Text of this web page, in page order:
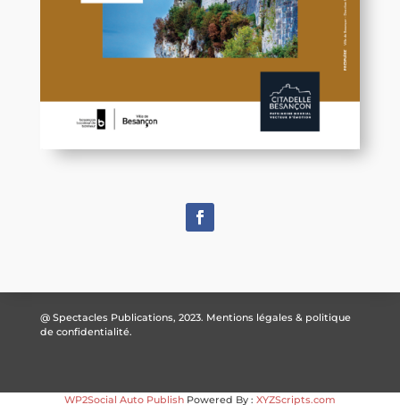
@ Spectacles Publications, 2023. Mentions légales & politique
de confidentialité.
WP2Social Auto Publish Powered By : XYZScripts.com